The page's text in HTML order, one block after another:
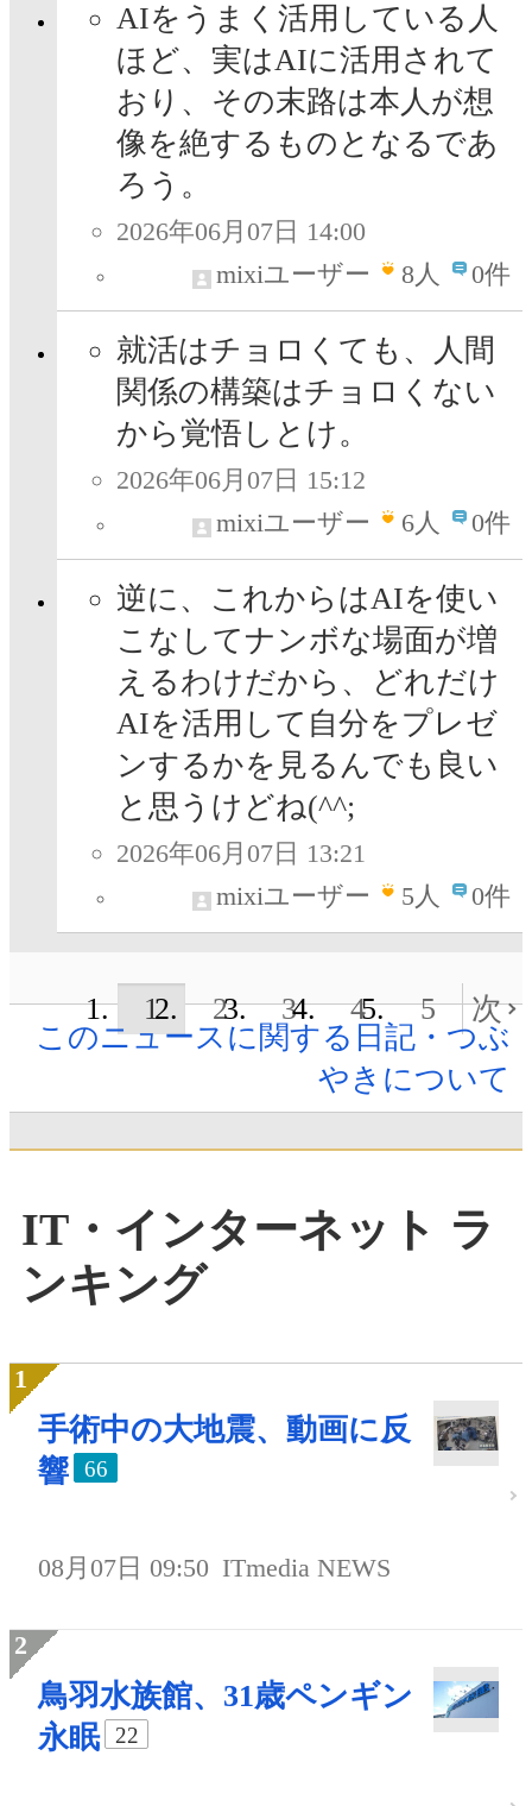
AIをうまく活用している人
ほど、実はAIに活用されて
おり、その末路は本人が想
像を絶するものとなるであ
ろう。
2026年06月07日 14:00
mixiユーザー
8人 0件
就活はチョロくても、人間
関係の構築はチョロくない
から覚悟しとけ。
2026年06月07日 15:12
mixiユーザー
6人 0件
逆に、これからはAIを使い
こなしてナンボな場面が増
えるわけだから、どれだけ
AIを活用して自分をプレゼ
ンするかを見るんでも良い
と思うけどね(^^;
2026年06月07日 13:21
mixiユーザー
5人 0件
1 2 3 4 5
次
このニュースに関する日記・つぶ
やきについて
IT・インターネット ラ
ンキング
手術中の大地震、動画に反
響
66
08月07日 09:50 ITmedia NEWS
鳥羽水族館、31歳ペンギン
永眠
22